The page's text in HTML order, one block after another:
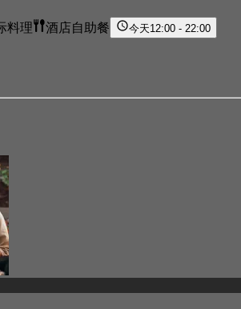
料理 酒店自助餐 今天12:00 - 22:00